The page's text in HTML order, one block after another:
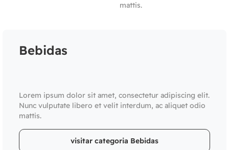
mattis.
Bebidas
Lorem ipsum dolor sit amet, consectetur adipiscing elit.
Nunc vulputate libero et velit interdum, ac aliquet odio
mattis.
visitar categoria Bebidas